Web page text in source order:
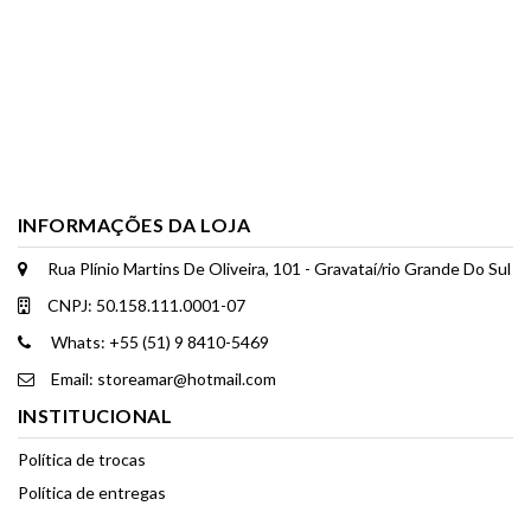
INFORMAÇÕES DA LOJA
Rua Plínio Martins De Oliveira, 101 - Gravataí/rio Grande Do Sul
CNPJ: 50.158.111.0001-07
Whats: +55 (51) 9 8410-5469
Email: storeamar@hotmail.com
INSTITUCIONAL
Política de trocas
Política de entregas